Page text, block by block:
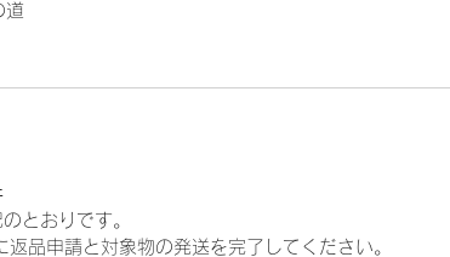
道
とおりです。
品申請と対象物の発送を完了してください。